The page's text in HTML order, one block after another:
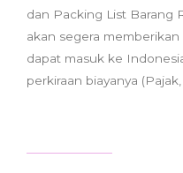
dan Packing List Barang
akan segera
dapat masuk ke
perkiraan biayanya